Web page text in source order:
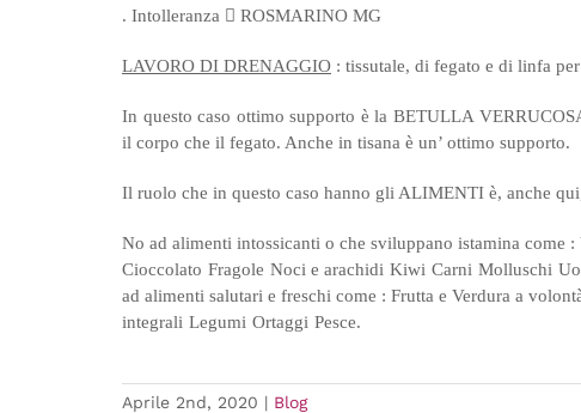
. Intolleranza  ROSMARINO MG
LAVORO DI DRENAGGIO: tissutale, di fegato e di linfa
In questo caso ottimo supporto è la BETULLA
il corpo che il fegato. Anche in tisana è un’ ottimo supporto.
Il ruolo che in questo caso hanno gli ALIMENTI è, anche
No ad alimenti intossicanti o che sviluppano istamina come :
Cioccolato Fragole Noci e arachidi Kiwi Carni Molluschi
ad alimenti salutari e freschi come : Frutta e Verdura a
integrali Legumi Ortaggi Pesce.
Aprile 2nd, 2020 | Blog